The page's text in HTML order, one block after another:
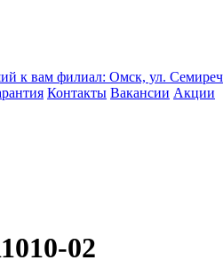
к вам филиал: Омск, ул.
Контакты Вакансии Акции
02